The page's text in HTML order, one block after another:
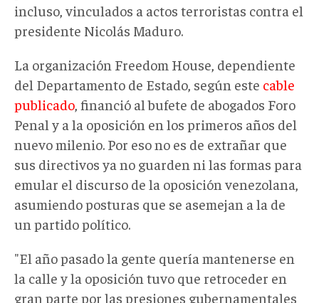
incluso, vinculados a actos terroristas contra el
presidente Nicolás Maduro.
La organización Freedom House, dependiente
del Departamento de Estado, según este cable
publicado , financió al bufete de abogados Foro
Penal y a la oposición en los primeros años del
nuevo milenio. Por eso no es de extrañar que
sus directivos ya no guarden ni las formas para
emular el discurso de la oposición venezolana,
asumiendo posturas que se asemejan a la de
un partido político.
"El año pasado la gente quería mantenerse en
la calle y la oposición tuvo que retroceder en
gran parte por las presiones gubernamentales